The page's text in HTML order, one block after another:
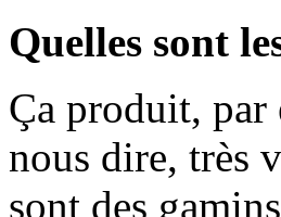
Quelles sont
Ça produit, par
nous dire, très
sont des